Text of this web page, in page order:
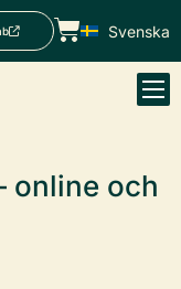
Svenska
online och